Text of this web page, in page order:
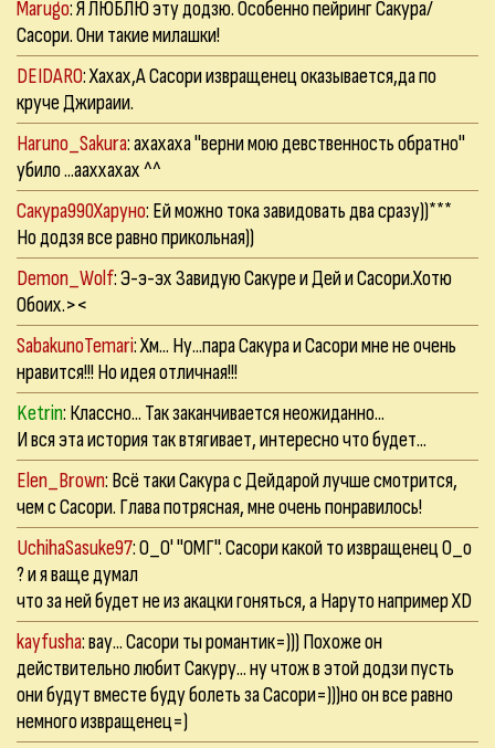
Marugo: Я ЛЮБЛЮ эту додзю. Особенно пейринг Сакура/
Сасори. Они такие милашки!
DEIDARO: Хахах,А Сасори извращенец оказывается,да по
круче Джираии.
Haruno_Sakura: ахахаха "верни мою девственность обратно"
убило ...ааххахах ^^
Сакура990Харуно: Ей можно тока завидовать два сразу))***
Но додзя все равно прикольная))
Demon_Wolf: Э-э-эх Завидую Сакуре и Дей и Сасори.Хотю
Обоих.><
SabakunoTemari: Хм... Ну...пара Сакура и Сасори мне не очень
нравится!!! Но идея отличная!!!
Ketrin: Классно... Так заканчивается неожиданно...
И вся эта история так втягивает, интересно что будет...
Elen_Brown: Всё таки Сакура с Дейдарой лучше смотрится,
чем с Сасори. Глава потрясная, мне очень понравилось!
UchihaSasuke97: О_О' "ОМГ". Сасори какой то извращенец О_о
? и я ваще думал
что за ней будет не из акацки гоняться, а Наруто например XD
kayfusha: вау... Сасори ты романтик=))) Похоже он
действительно любит Сакуру... ну чтож в этой додзи пусть
они будут вместе буду болеть за Сасори=)))но он все равно
немного извращенец=)